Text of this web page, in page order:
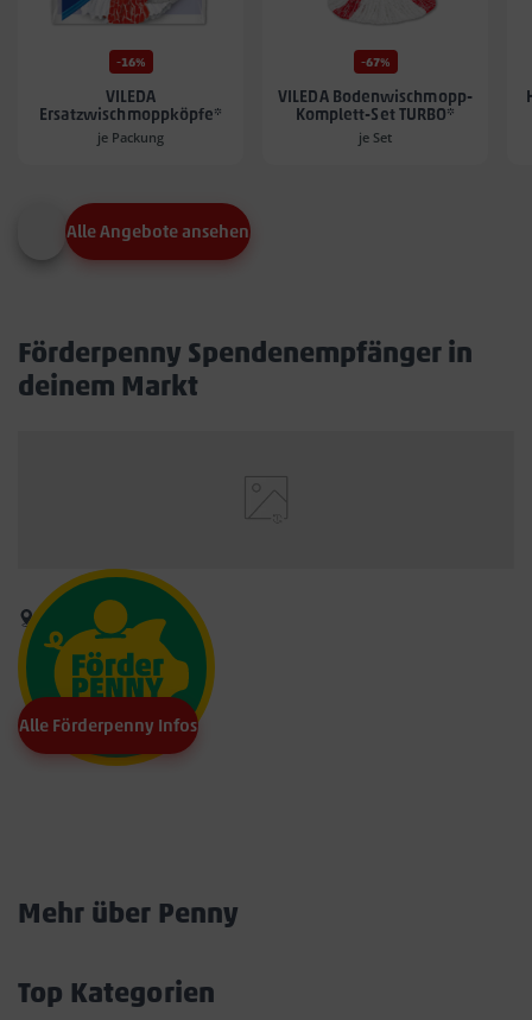
-16%
VILEDA
Ersatzwischmoppköpfe*
je Packung
-67%
VILEDA Bodenwischmopp-
Komplett-Set TURBO*
je Set
Alle Angebote ansehen
Förderpenny Spendenempfänger in
deinem Markt
Alle Förderpenny Infos
Mehr über Penny
Top Kategorien